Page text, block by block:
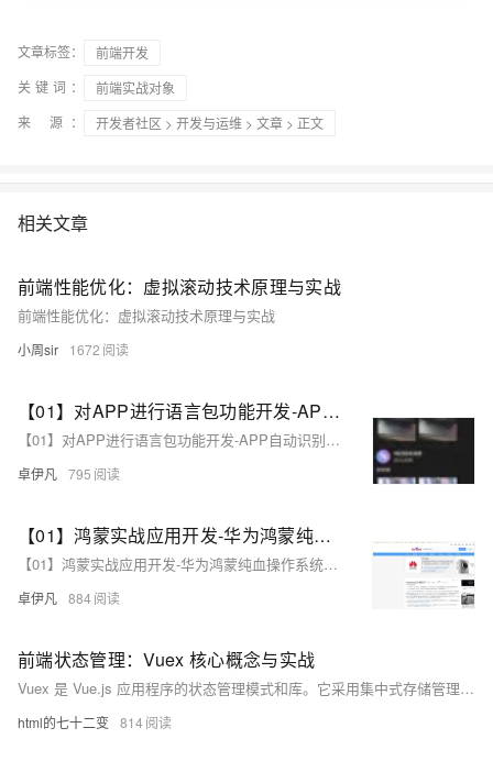
文章标签：
前端开发
关键词：
前端实战对象
来 源：
开发者社区 > 开发与运维 > 文章 > 正文
相关文章
前端性能优化：虚拟滚动技术原理与实战
前端性能优化：虚拟滚动技术原理与实战
小周sir 1672
【01】对APP进行语言包功能开发-APP自动识别地区ip后分配对应的语言功能复杂吗？-成熟app项目语言包功能定制开发-前端以uniapp-基于vue.js后端以laravel基于php为例项目实战-优雅草卓伊凡
【01】对APP进行语言包功能开发-APP自动识别地区ip后分配对应的语言功能复杂吗？-成熟app项目语言包功能定制开发-前端以uniapp-基于vue.js后端以laravel基于php为例项目实战-优雅草卓伊凡
卓伊凡 795
【01】鸿蒙实战应用开发-华为鸿蒙纯血操作系统Harmony OS NEXT-项目开发实战-优雅草卓伊凡拟开发一个一站式家政服务平台-前期筹备-暂定取名斑马家政软件系统-本项目前端开源-服务端采用优雅草蜻蜓Z系统-搭配ruoyi框架admin后台-全过程实战项目分享-从零开发到上线
【01】鸿蒙实战应用开发-华为鸿蒙纯血操作系统Harmony OS NEXT-项目开发实战-优雅草卓伊凡拟开发一个一站式家政服务平台-前期筹备-暂定取名斑马家政软件系统-本项目前端开源-服务端采用优雅草蜻蜓Z系统-搭配ruoyi框架admin后台-全过程实战项目分享-从零开发到上线
卓伊凡 884
前端状态管理：Vuex 核心概念与实战
Vuex 是 Vue.js 应用程序的状态管理模式和库。它采用集中式存储管理应用的所有组件的状态，并以相应的规则保证状态以一种可预测的方式发生变化。本教程将深入讲解 Vuex 的核心概念，如 State、Getter、Mutation 和 Action，并通过实战案例帮助开发者掌握在项目中有效使用 Vuex 的技巧。
html的七十二变 814